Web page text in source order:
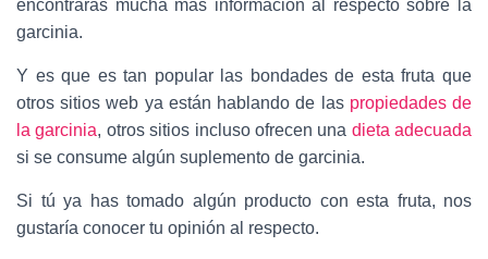
encontrarás mucha más información al respecto sobre la
garcinia.
Y es que es tan popular las bondades de esta fruta que
otros sitios web ya están hablando de las propiedades de
la garcinia, otros sitios incluso ofrecen una dieta adecuada
si se consume algún suplemento de garcinia.
Si tú ya has tomado algún producto con esta fruta, nos
gustaría conocer tu opinión al respecto.